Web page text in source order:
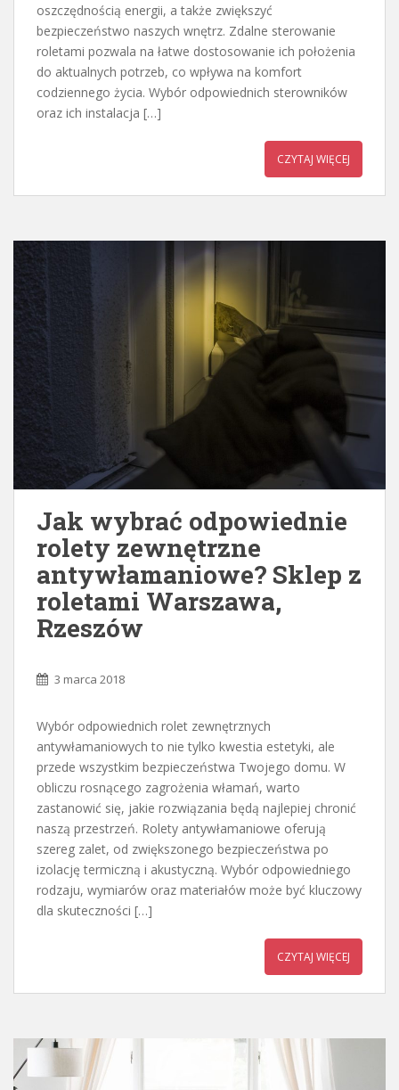
oszczędnością energii, a także zwiększyć
bezpieczeństwo naszych wnętrz. Zdalne sterowanie
roletami pozwala na łatwe dostosowanie ich położenia
do aktualnych potrzeb, co wpływa na komfort
codziennego życia. Wybór odpowiednich sterowników
oraz ich instalacja […]
CZYTAJ WIĘCEJ
Jak wybrać odpowiednie
rolety zewnętrzne
antywłamaniowe? Sklep z
roletami Warszawa,
Rzeszów
3 marca 2018
Wybór odpowiednich rolet zewnętrznych
antywłamaniowych to nie tylko kwestia estetyki, ale
przede wszystkim bezpieczeństwa Twojego domu. W
obliczu rosnącego zagrożenia włamań, warto
zastanowić się, jakie rozwiązania będą najlepiej chronić
naszą przestrzeń. Rolety antywłamaniowe oferują
szereg zalet, od zwiększonego bezpieczeństwa po
izolację termiczną i akustyczną. Wybór odpowiedniego
rodzaju, wymiarów oraz materiałów może być kluczowy
dla skuteczności […]
CZYTAJ WIĘCEJ